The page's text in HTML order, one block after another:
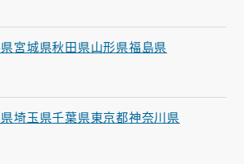
プ
宮城県秋田県山形県福島県
埼玉県千葉県東京都神奈川県